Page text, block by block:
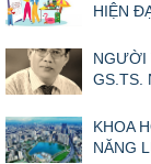
HIỆN
NGƯỜI
GS.TS.
KHOA
NĂNG